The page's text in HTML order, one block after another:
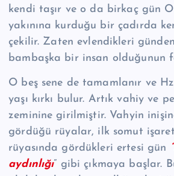
kendi taşır ve o da birkaç gün
yakınına kurduğu bir çadırda
çekilir. Zaten evlendikleri günden
bambaşka bir insan olduğunun
O beş sene de tamamlanır ve
yaşı kırkı bulur. Artık vahiy ve
zeminine girilmiştir. Vahyin
gördüğü rüyalar, ilk somut
rüyasında gördükleri ertesi gün
aydınlığı” gibi çıkmaya başlar.